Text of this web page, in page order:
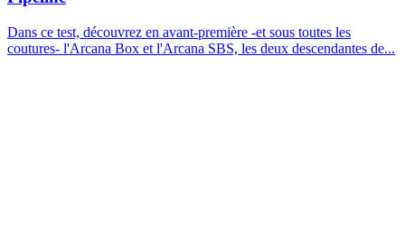
Dans ce test, découvrez en avant-première -et sous toutes les
coutures- l'Arcana Box et l'Arcana SBS, les deux descendantes de...